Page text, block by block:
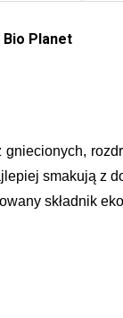
Bio Planet
smakują z
składnik